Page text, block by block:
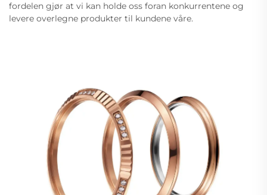
fordelen gjør at vi kan holde oss foran konkurrentene og
levere overlegne produkter til kundene våre.